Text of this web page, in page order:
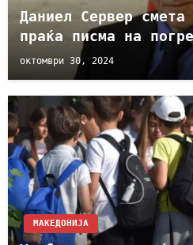
Даниел Сервер смета
праќа писма на
октомври 30, 2024
МАКЕДОНИЈА